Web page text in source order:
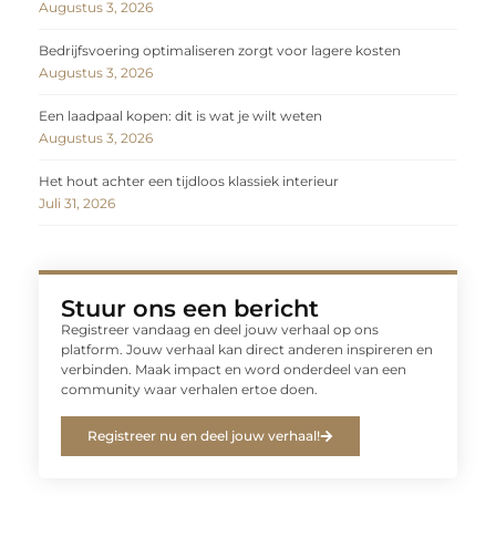
Augustus 3, 2026
Bedrijfsvoering optimaliseren zorgt voor lagere kosten
Augustus 3, 2026
Een laadpaal kopen: dit is wat je wilt weten
Augustus 3, 2026
Het hout achter een tijdloos klassiek interieur
Juli 31, 2026
Stuur ons een bericht
Registreer vandaag en deel jouw verhaal op ons
platform. Jouw verhaal kan direct anderen inspireren en
verbinden. Maak impact en word onderdeel van een
community waar verhalen ertoe doen.
Registreer nu en deel jouw verhaal!